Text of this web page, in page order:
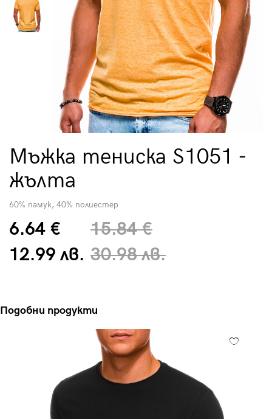
Мъжка тениска S1051 -
жълта
60% памук, 40% полиестер
6.64 €
12.99 лв.
15.84 €
30.98 лв.
Подобни продукти